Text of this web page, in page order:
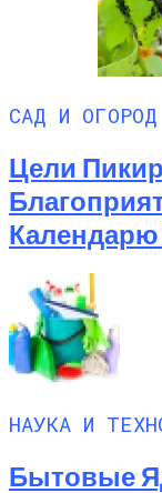
САД И ОГОРОД
Цели
Календарю
НАУКА И
Бытовые